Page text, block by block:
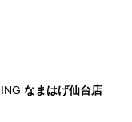
なまはげ仙台店